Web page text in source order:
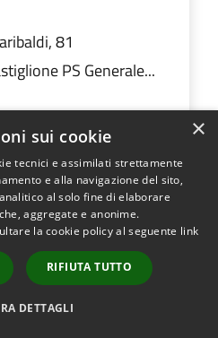
81
PS Generale...
Piario PS
22
×
sui cookie
tecnici e assimilati strettamente
e alla navigazione del sito,
al solo fine di elaborare
aggregate e anonime.
la cookie policy al seguente link
RIFIUTA TUTTO
DETTAGLI